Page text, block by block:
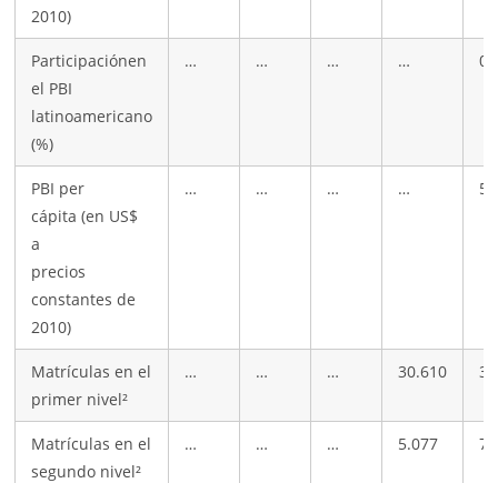
2010)
Participaciónen
el PBI
latinoamericano
(%)
… … … …
PBI per
cápita (en US$
a
precios
constantes de
2010)
… … … …
Matrículas en el
primer nivel²
… … … 30.610
Matrículas en el
segundo nivel²
… … … 5.077